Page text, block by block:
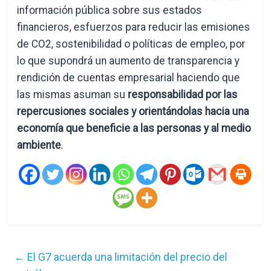
información pública sobre sus estados
financieros, esfuerzos para reducir las emisiones
de CO2, sostenibilidad o políticas de empleo, por
lo que supondrá un aumento de transparencia y
rendición de cuentas empresarial haciendo que
las mismas asuman su responsabilidad por las
repercusiones sociales y orientándolas hacia una
economía que beneficie a las personas y al medio
ambiente.
← El G7 acuerda una limitación del precio del